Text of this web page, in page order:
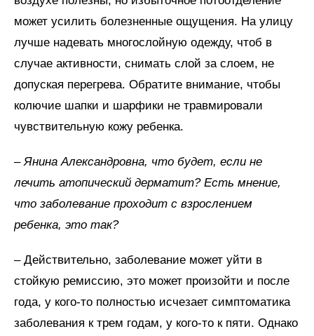
может усилить болезненные ощущения. На улицу
лучше надевать многослойную одежду, чтоб в
случае активности, снимать слой за слоем, не
допуская перегрева. Обратите внимание, чтобы
колючие шапки и шарфики не травмировали
чувствительную кожу ребенка.
– Янина Александровна, что будет, если не
лечить атопический дерматит? Есть мнение,
что заболевание проходит с взрослением
ребенка, это так?
– Действительно, заболевание может уйти в
стойкую ремиссию, это может произойти и после
года, у кого-то полностью исчезает симптоматика
заболевания к трем годам, у кого-то к пяти. Однако